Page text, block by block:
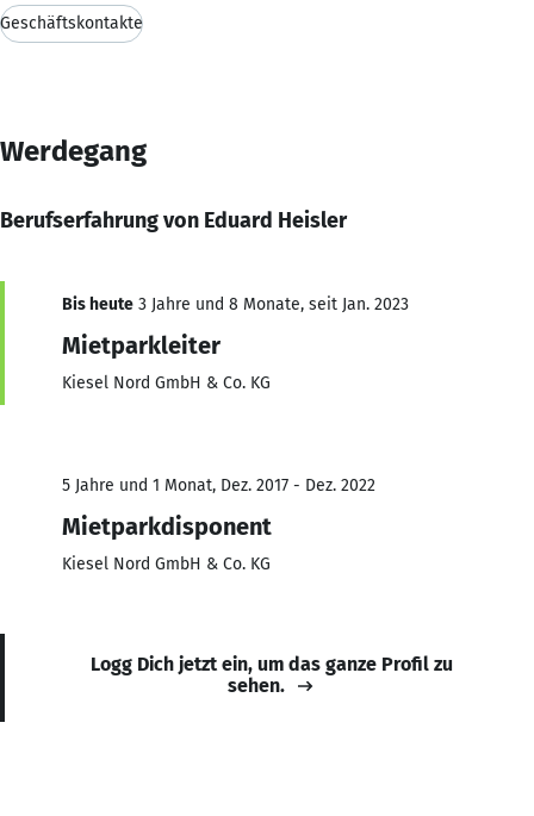
Geschäftskontakte
Werdegang
Berufserfahrung von Eduard Heisler
Bis heute 3 Jahre und 8 Monate, seit Jan. 2023
Mietparkleiter
Kiesel Nord GmbH & Co. KG
5 Jahre und 1 Monat, Dez. 2017 - Dez. 2022
Mietparkdisponent
Kiesel Nord GmbH & Co. KG
Logg Dich jetzt ein, um das ganze Profil zu
sehen.